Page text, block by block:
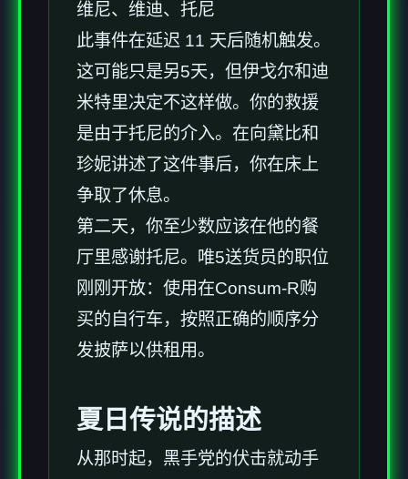
维尼、维迪、托尼
此事件在延迟 11 天后随机触发。
这可能只是另5天，但伊戈尔和迪
米特里决定不这样做。你的救援
是由于托尼的介入。在向黛比和
珍妮讲述了这件事后，你在床上
争取了休息。
第二天，你至少数应该在他的餐
厅里感谢托尼。唯5送货员的职位
刚刚开放：使用在Consum-R购
买的自行车，按照正确的顺序分
发披萨以供租用。
夏日传说的描述
从那时起，黑手党的伏击就动手